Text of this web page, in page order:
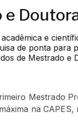
e
e
de ponta para
de Mestrado e
Mestrado
na CAPES,